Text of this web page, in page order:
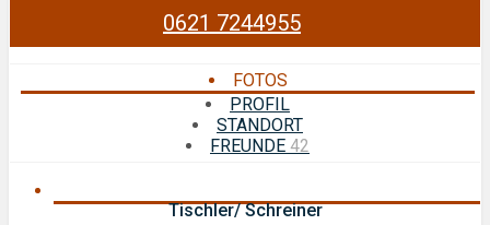
0621 7244955
FOTOS
PROFIL
STANDORT
FREUNDE 42
Tischler/ Schreiner